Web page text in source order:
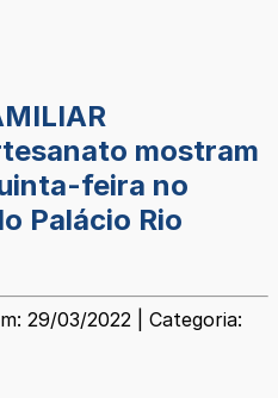
mostram
feira no
Palácio Rio
29/03/2022 | Categoria: